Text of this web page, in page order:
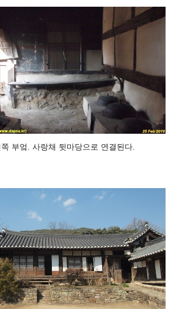
부엌. 사랑채 뒷마당으로 연결된다.